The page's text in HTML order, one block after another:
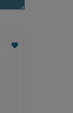
favorite